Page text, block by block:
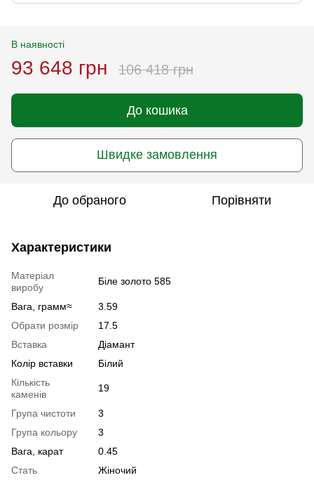
В наявності
93 648 грн 106 418 грн
До кошика
Швидке замовлення
До обраного Порівняти
Характеристики
Матеріал
виробу
Біле золото 585
Вага, грамм≈
3.59
Обрати розмір
17.5
Вставка
Діамант
Колір вставки
Білий
Кількість
каменів
19
Група чистоти
3
Група кольору
3
Вага, карат
0.45
Стать
Жіночий